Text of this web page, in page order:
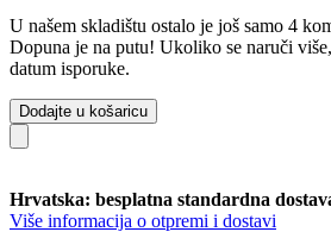
U našem skladištu ostalo je još samo 4
Dopuna je na putu! Ukoliko se naruči
datum isporuke.
Dodajte u košaricu
Hrvatska: besplatna standardna
Više informacija o otpremi i dostavi